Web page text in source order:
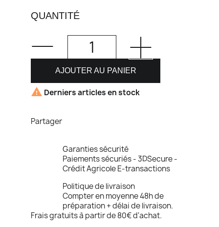
QUANTITÉ
AJOUTER AU PANIER
 Derniers articles en stock
Partager
Garanties sécurité
Paiements sécuriés - 3DSecure -
Crédit Agricole E-transactions
Politique de livraison
Compter en moyenne 48h de
préparation + délai de livraison.
Frais gratuits à partir de 80€ d'achat.